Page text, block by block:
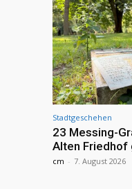
Stadtgeschehen
23 Messing-
Alten Friedhof
cm - 7. August 2026